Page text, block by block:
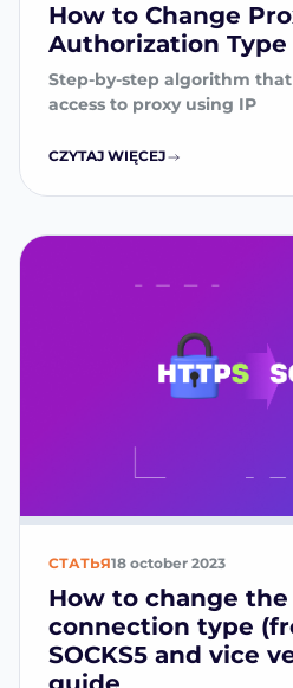
How to Change
Authorization
Step-by-step algorithm
access to proxy using IP
CZYTAJ WIĘCEJ
СТАТЬЯ18 october 2023
How to change
connection type
SOCKS5 and vice